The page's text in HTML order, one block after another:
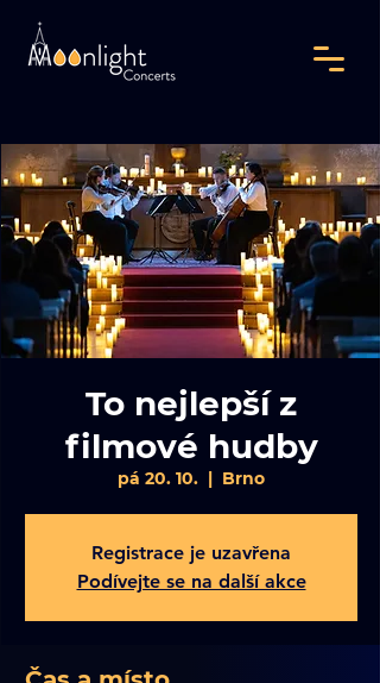
To nejlepší z
filmové hudby
pá 20. 10.
  |
Brno
Registrace je uzavřena
Podívejte se na další akce